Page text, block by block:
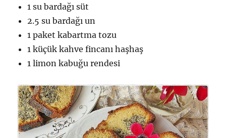
1 su bardağı süt
2.5 su bardağı un
1 paket kabartma tozu
1 küçük kahve fincanı haşhaş
1 limon kabuğu rendesi